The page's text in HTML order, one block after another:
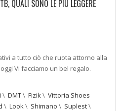
QUALI SONO LE PIÙ LEGGERE
a tutto ciò che ruota attorno alla
Vi facciamo un bel regalo.
\ DMT\ Fizik \ Vittoria Shoes
\ Look \ Shimano \ Suplest\